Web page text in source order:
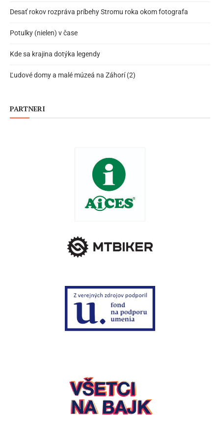
Desať rokov rozpráva príbehy Stromu roka okom fotografa
Potulky (nielen) v čase
Kde sa krajina dotýka legendy
Ľudové domy a malé múzeá na Záhorí (2)
PARTNERI